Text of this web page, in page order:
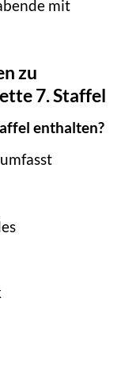
mit
zu
7. Staffel
enthalten?